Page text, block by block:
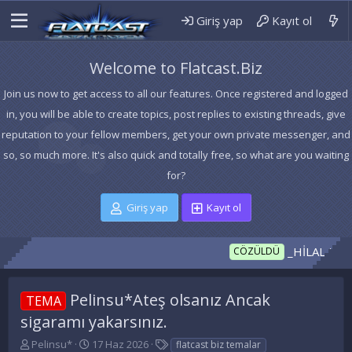
Giriş yap Kayıt ol
Welcome to Flatcast.Biz
Join us now to get access to all our features. Once registered and logged
in, you will be able to create topics, post replies to existing threads, give
reputation to your fellow members, get your own private messenger, and
so, so much more. It's also quick and totally free, so what are you waiting
for?
Giriş yap Kayıt ol
CÖZÜLDÜ _HİLAL temanız
TEMA
Pelinsu*Ateş olsanız Ancak
sigaramı yakarsınız.
K
Pelinsu*
B17 Haz 2026
Eflatcast biz temalar